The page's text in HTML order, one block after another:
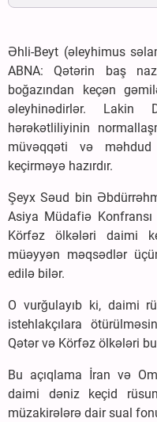
Əhli-Beyt (əleyhimus
ABNA: Qətərin baş
boğazından keçən
əleyhinədirlər. Lakin
hərəkətliliyinin
müvəqqəti və məhdud
keçirməyə hazırdır.
Şeyx Səud bin
Asiya Müdafiə
Körfəz ölkələri daimi
müəyyən məqsədlər
edilə bilər.
O vurğulayıb ki, daimi
istehlakçılara
Qətər və Körfəz ölkələri bu
Bu açıqlama İran və
daimi dəniz keçid
müzakirələrə dair sual